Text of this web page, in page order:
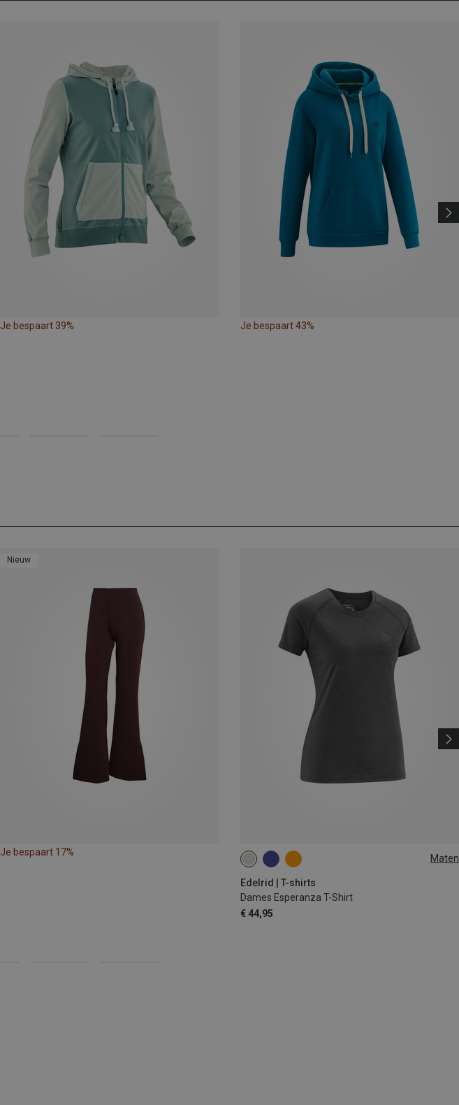
Je bespaart 39% Je bespaart 43%
Nieuw
Je bespaart 17%
Maten
Edelrid | T-shirts
Dames Esperanza T-Shirt
€ 44,95
M L XL